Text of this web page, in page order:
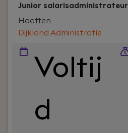
Junior salarisadministrateur
Dijkland Administratie
Haaften
Voltij
d